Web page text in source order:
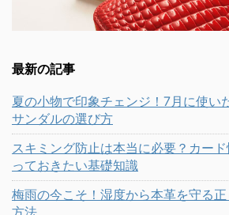
最新の記事
夏の小物で印象チェンジ！7月に使い
サンダルの選び方
スキミング防止は本当に必要？カー
っておきたい基礎知識
梅雨の今こそ！湿度から本革を守る